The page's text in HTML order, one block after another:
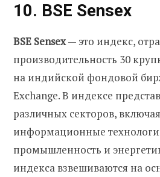
10. BSE Sensex
BSE Sensex— это индекс,
производительность 30
на индийской фондовой
Exchange. В индексе
различных секторов,
информационные
промышленность и
индекса взвешиваются на